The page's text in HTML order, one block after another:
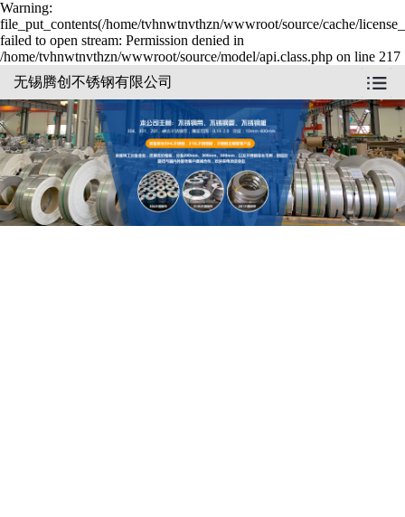
Warning:
file_put_contents(/home/tvhnwtnvthzn/wwwroot/source/cache/
failed to open stream: Permission denied in
/home/tvhnwtnvthzn/wwwroot/source/model/api.class.php on line 217
无锡腾创不锈钢有限公司